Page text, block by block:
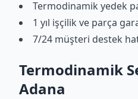
Termodinamik yedek
1 yıl işçilik ve parça
7/24 müşteri destek
Termodinamik
Adana